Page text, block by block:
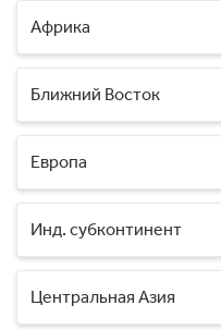
Африка
Ближний Восток
Европа
Инд. субконтинент
Центральная Азия